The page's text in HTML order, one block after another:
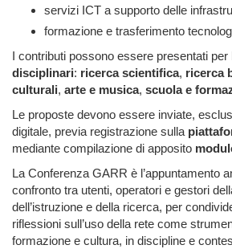
servizi ICT a supporto delle
formazione e trasferimento
I contributi possono essere presentati per
disciplinari: ricerca scientifica, ricerca
culturali, arte e musica, scuola e
Le proposte devono essere inviate,
digitale, previa registrazione sulla
mediante compilazione di apposito
La Conferenza GARR è l’appuntamento
confronto tra utenti, operatori e gestori
dell’istruzione e della ricerca, per
riflessioni sull’uso della rete come
formazione e cultura, in discipline e